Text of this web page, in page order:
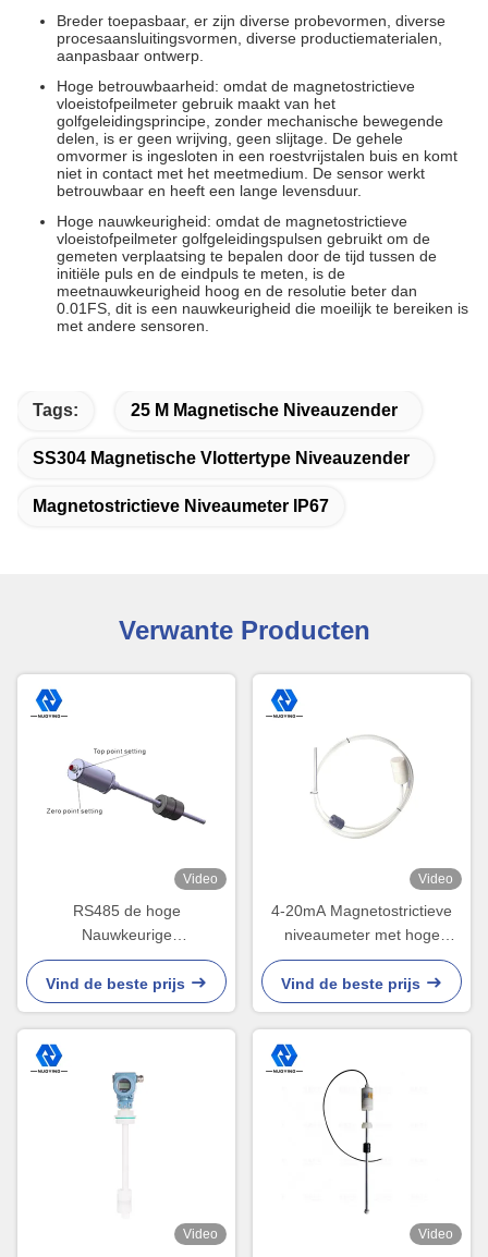
Breder toepasbaar, er zijn diverse probevormen, diverse
procesaansluitingsvormen, diverse productiematerialen,
aanpasbaar ontwerp.
Hoge betrouwbaarheid: omdat de magnetostrictieve
vloeistofpeilmeter gebruik maakt van het
golfgeleidingsprincipe, zonder mechanische bewegende
delen, is er geen wrijving, geen slijtage. De gehele
omvormer is ingesloten in een roestvrijstalen buis en komt
niet in contact met het meetmedium. De sensor werkt
betrouwbaar en heeft een lange levensduur.
Hoge nauwkeurigheid: omdat de magnetostrictieve
vloeistofpeilmeter golfgeleidingspulsen gebruikt om de
gemeten verplaatsing te bepalen door de tijd tussen de
initiële puls en de eindpuls te meten, is de
meetnauwkeurigheid hoog en de resolutie beter dan
0.01FS, dit is een nauwkeurigheid die moeilijk te bereiken is
met andere sensoren.
Tags: 25 M Magnetische Niveauzender
SS304 Magnetische Vlottertype Niveauzender
Magnetostrictieve Niveaumeter IP67
Verwante Producten
Video
RS485 de hoge
Nauwkeurige
Magnetostrictive Zender van
het Vlakke Maat220vac
Magnetostrictive Niveau
Vind de beste prijs
Video
4-20mA Magnetostrictieve
niveaumeter met hoge
nauwkeurigheid 24VDC
Magnetrol-niveauzender
Vind de beste prijs
Video Video